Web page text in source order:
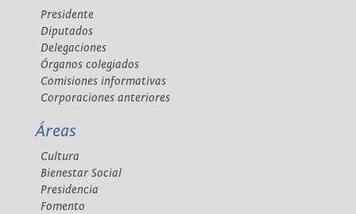
Presidente
Diputados
Delegaciones
Órganos colegiados
Comisiones informativas
Corporaciones anteriores
Áreas
Cultura
Bienestar Social
Presidencia
Fomento